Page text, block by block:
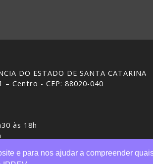
DO ESTADO DE SANTA CATARINA
Centro - CEP: 88020-040
às 18h
e para nos ajudar a compreender